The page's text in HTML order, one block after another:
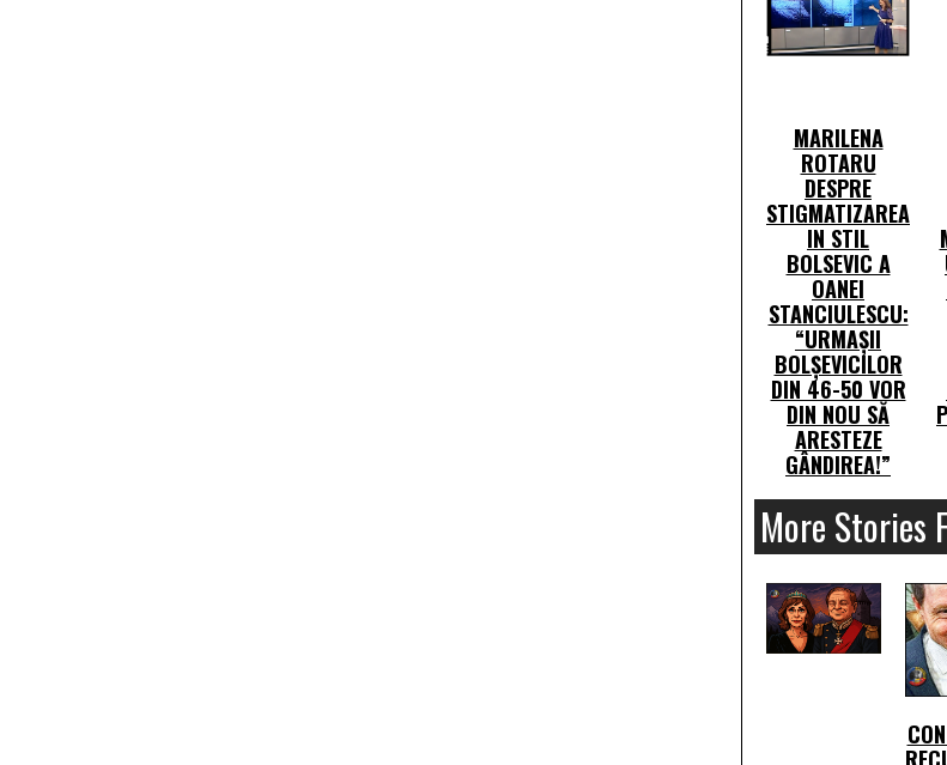
MARILENA
ROTARU
DESPRE
STIGMATIZAREA
IN STIL
BOLSEVIC A
OANEI
STANCIULESCU:
“URMAȘII
BOLȘEVICILOR
DIN 46-50 VOR
DIN NOU SĂ
ARESTEZE
GÂNDIREA!”
More Stories